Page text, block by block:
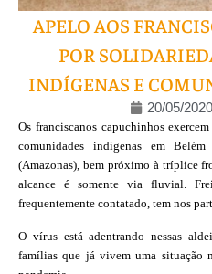
APELO AOS
POR
INDÍGENAS E
20/05/2020
Os franciscanos capuchinhos
comunidades indígenas em
(Amazonas), bem próximo à tríplice
alcance é somente via fluvial.
frequentemente contatado, tem nos
O vírus está adentrando nessas
famílias que já vivem uma situação